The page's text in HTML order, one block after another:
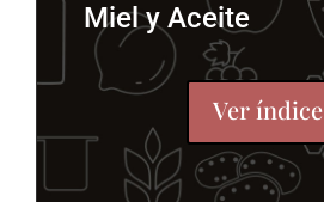
Miel y Aceite
Ver índice